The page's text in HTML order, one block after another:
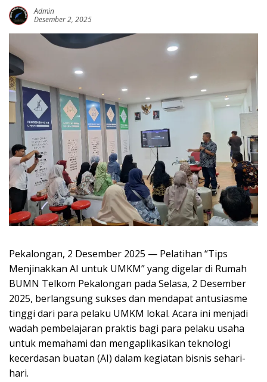
Admin
Desember 2, 2025
Pekalongan, 2 Desember 2025 — Pelatihan “Tips
Menjinakkan AI untuk UMKM” yang digelar di Rumah
BUMN Telkom Pekalongan pada Selasa, 2 Desember
2025, berlangsung sukses dan mendapat antusiasme
tinggi dari para pelaku UMKM lokal. Acara ini menjadi
wadah pembelajaran praktis bagi para pelaku usaha
untuk memahami dan mengaplikasikan teknologi
kecerdasan buatan (AI) dalam kegiatan bisnis sehari-
hari.